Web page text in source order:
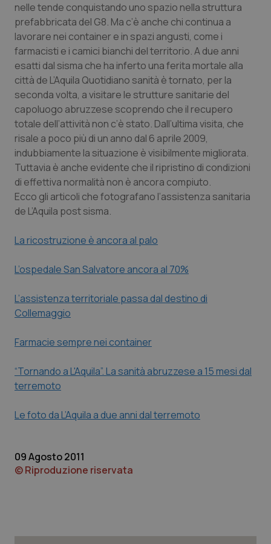
Calabria
Campania
Emilia-Romagna
Friuli Venezia Giulia
Lazio
Liguria
Lombardia
Molise
Piemonte
Puglia
Sardegna
Sicilia
Asma & BPCO
Car-T
Colesterolo & coronaropatie
Dermatite Atopica
Diabete & glucometri
Disturbi dell’umore
Dolore
Epatiti
HIV
Malattie rare
Malattia di Crohn & Rettocolite Ulcerosa
Neuroscienze & patologie neurodegenerative
nelle tende conquistando uno spazio nella struttura
prefabbricata del G8. Ma c’è anche chi continua a
lavorare nei container e in spazi angusti, come i
farmacisti e i camici bianchi del territorio. A due anni
esatti dal sisma che ha inferto una ferita mortale alla
città de L’Aquila Quotidiano sanità è tornato, per la
seconda volta, a visitare le strutture sanitarie del
capoluogo abruzzese scoprendo che il recupero
totale dell’attività non c’è stato. Dall’ultima visita, che
risale a poco più di un anno dal 6 aprile 2009,
indubbiamente la situazione è visibilmente migliorata.
Tuttavia è anche evidente che il ripristino di condizioni
di effettiva normalità non è ancora compiuto.
Ecco gli articoli che fotografano l’assistenza sanitaria
de L’Aquila post sisma.
La ricostruzione è ancora al palo
L’ospedale San Salvatore ancora al 70%
L’assistenza territoriale passa dal destino di
Collemaggio
Farmacie sempre nei container
“Tornando a L'Aquila”. La sanità abruzzese a 15 mesi dal
terremoto
Le foto da L’Aquila a due anni dal terremoto
09 Agosto 2011
© Riproduzione riservata